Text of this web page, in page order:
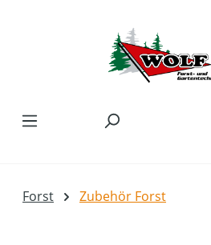
Forst Zubehör Forst